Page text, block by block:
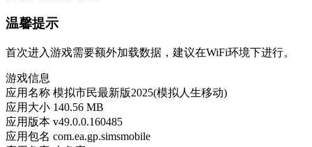
温馨提示
首次进入游戏需要额外加载数据，建议在WiFi环境下进行。
游戏信息
应用名称 模拟市民最新版2025(模拟人生移动)
应用大小 140.56 MB
应用版本 v49.0.0.160485
应用包名 com.ea.gp.simsmobile